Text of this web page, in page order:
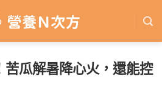
苦瓜解暑降心火，還能控